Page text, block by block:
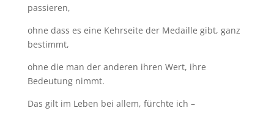
passieren,
ohne dass es eine Kehrseite der Medaille gibt, ganz
bestimmt,
ohne die man der anderen ihren Wert, ihre
Bedeutung nimmt.
Das gilt im Leben bei allem, fürchte ich –